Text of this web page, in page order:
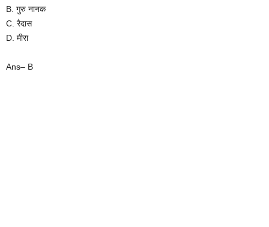
B. गुरु नानक
C. रैदास
D. मीरा
Ans– B